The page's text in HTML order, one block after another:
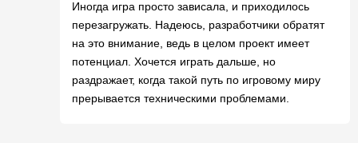
Иногда игра просто зависала, и приходилось
перезагружать. Надеюсь, разработчики обратят
на это внимание, ведь в целом проект имеет
потенциал. Хочется играть дальше, но
раздражает, когда такой путь по игровому миру
прерывается техническими проблемами.